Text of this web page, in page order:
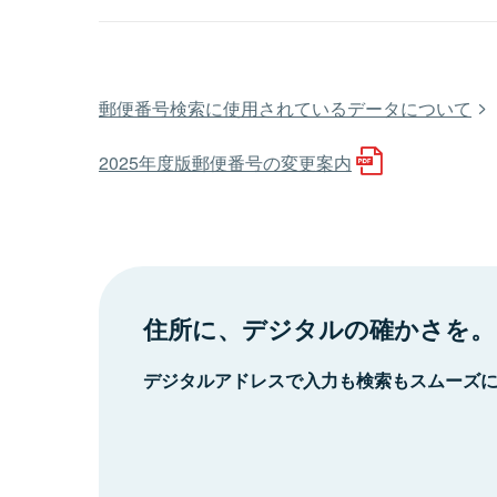
郵便番号検索に使用されているデータについて
2025年度版郵便番号の変更案内
住所に、デジタルの確かさを。
デジタルアドレスで入力も検索もスムーズ